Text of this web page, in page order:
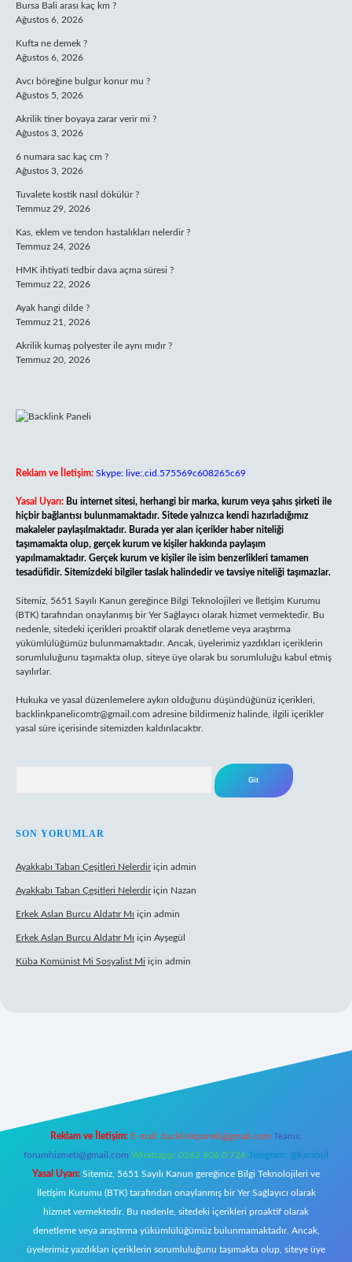
Bursa Bali arası kaç km ?
Ağustos 6, 2026
Kufta ne demek ?
Ağustos 6, 2026
Avcı böreğine bulgur konur mu ?
Ağustos 5, 2026
Akrilik tiner boyaya zarar verir mi ?
Ağustos 3, 2026
6 numara sac kaç cm ?
Ağustos 3, 2026
Tuvalete kostik nasıl dökülür ?
Temmuz 29, 2026
Kas, eklem ve tendon hastalıkları nelerdir ?
Temmuz 24, 2026
HMK ihtiyati tedbir dava açma süresi ?
Temmuz 22, 2026
Ayak hangi dilde ?
Temmuz 21, 2026
Akrilik kumaş polyester ile aynı mıdır ?
Temmuz 20, 2026
Reklam ve İletişim: Skype: live:.cid.575569c608265c69
Yasal Uyarı: Bu internet sitesi, herhangi bir marka, kurum veya şahıs şirketi ile
hiçbir bağlantısı bulunmamaktadır. Sitede yalnızca kendi hazırladığımız
makaleler paylaşılmaktadır. Burada yer alan içerikler haber niteliği
taşımamakta olup, gerçek kurum ve kişiler hakkında paylaşım
yapılmamaktadır. Gerçek kurum ve kişiler ile isim benzerlikleri tamamen
tesadüfidir. Sitemizdeki bilgiler taslak halindedir ve tavsiye niteliği taşımazlar.
Sitemiz, 5651 Sayılı Kanun gereğince Bilgi Teknolojileri ve İletişim Kurumu
(BTK) tarafından onaylanmış bir Yer Sağlayıcı olarak hizmet vermektedir. Bu
nedenle, sitedeki içerikleri proaktif olarak denetleme veya araştırma
yükümlülüğümüz bulunmamaktadır. Ancak, üyelerimiz yazdıkları içeriklerin
sorumluluğunu taşımakta olup, siteye üye olarak bu sorumluluğu kabul etmiş
sayılırlar.
Hukuka ve yasal düzenlemelere aykırı olduğunu düşündüğünüz içerikleri,
backlinkpanelicomtr@gmail.com adresine bildirmeniz halinde, ilgili içerikler
yasal süre içerisinde sitemizden kaldırılacaktır.
SON YORUMLAR
Ayakkabı Taban Çeşitleri Nelerdiriçin admin
Ayakkabı Taban Çeşitleri Nelerdiriçin Nazan
Erkek Aslan Burcu Aldatır Mı için admin
Erkek Aslan Burcu Aldatır Mı için Ayşegül
Küba Komünist Mi Sosyalist Mi için admin
Reklam ve İletişim: E-mail: backlinkpaneli@gmail.com Teams:
forumhizmeti@gmail.com Whatsapp: 0262 606 0 726 Telegram: @karabul
Yasal Uyarı: Sitemiz, 5651 Sayılı Kanun gereğince Bilgi Teknolojileri ve
İletişim Kurumu (BTK) tarafından onaylanmış bir Yer Sağlayıcı olarak
hizmet vermektedir. Bu nedenle, sitedeki içerikleri proaktif olarak
denetleme veya araştırma yükümlülüğümüz bulunmamaktadır. Ancak,
üyelerimiz yazdıkları içeriklerin sorumluluğunu taşımakta olup, siteye üye